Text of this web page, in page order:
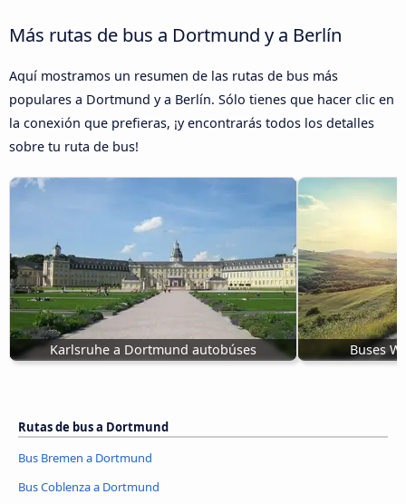
Más rutas de bus a Dortmund y a Berlín
Aquí mostramos un resumen de las rutas de bus más
populares a Dortmund y a Berlín. Sólo tienes que hacer clic en
la conexión que prefieras, ¡y encontrarás todos los detalles
sobre tu ruta de bus!
Karlsruhe a Dortmund autobúses Buses
Rutas de bus a Dortmund
Bus Bremen a Dortmund
Bus Coblenza a Dortmund